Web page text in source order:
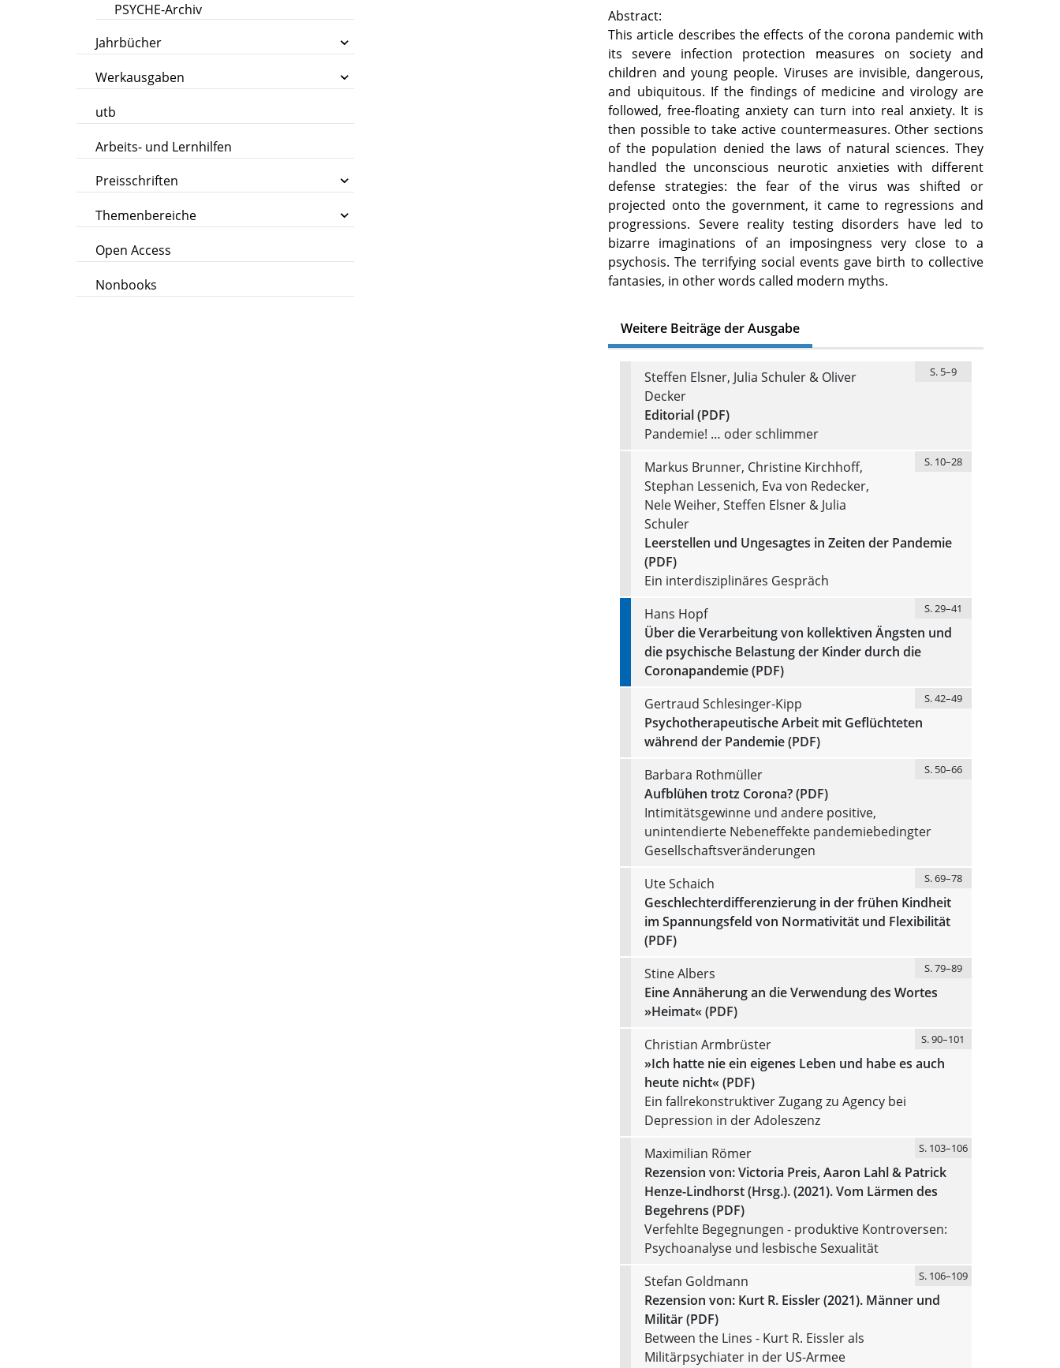
PSYCHE-Archiv
Jahrbücher
Werkausgaben
utb
Arbeits- und Lernhilfen
Preisschriften
Themenbereiche
Open Access
Nonbooks
Abstract:
This article describes the effects of the corona pandemic with
its severe infection protection measures on society and
children and young people. Viruses are invisible, dangerous,
and ubiquitous. If the findings of medicine and virology are
followed, free-floating anxiety can turn into real anxiety. It is
then possible to take active countermeasures. Other sections
of the population denied the laws of natural sciences. They
handled the unconscious neurotic anxieties with different
defense strategies: the fear of the virus was shifted or
projected onto the government, it came to regressions and
progressions. Severe reality testing disorders have led to
bizarre imaginations of an imposingness very close to a
psychosis. The terrifying social events gave birth to collective
fantasies, in other words called modern myths.
Weitere Beiträge der Ausgabe
Steffen Elsner, Julia Schuler & Oliver
Decker
S. 5–9
Editorial (PDF)
Pandemie! … oder schlimmer
Markus Brunner, Christine Kirchhoff,
Stephan Lessenich, Eva von Redecker,
Nele Weiher, Steffen Elsner & Julia
Schuler
S. 10–28
Leerstellen und Ungesagtes in Zeiten der Pandemie
(PDF)
Ein interdisziplinäres Gespräch
Hans Hopf
S. 29–41
Über die Verarbeitung von kollektiven Ängsten und
die psychische Belastung der Kinder durch die
Coronapandemie (PDF)
Gertraud Schlesinger-Kipp
S. 42–49
Psychotherapeutische Arbeit mit Geflüchteten
während der Pandemie (PDF)
Barbara Rothmüller
S. 50–66
Aufblühen trotz Corona? (PDF)
Intimitätsgewinne und andere positive,
unintendierte Nebeneffekte pandemiebedingter
Gesellschaftsveränderungen
Ute Schaich
S. 69–78
Geschlechterdifferenzierung in der frühen Kindheit
im Spannungsfeld von Normativität und Flexibilität
(PDF)
Stine Albers
S. 79–89
Eine Annäherung an die Verwendung des Wortes
»Heimat« (PDF)
Christian Armbrüster
S. 90–101
»Ich hatte nie ein eigenes Leben und habe es auch
heute nicht« (PDF)
Ein fallrekonstruktiver Zugang zu Agency bei
Depression in der Adoleszenz
Maximilian Römer
S. 103–106
Rezension von: Victoria Preis, Aaron Lahl & Patrick
Henze-Lindhorst (Hrsg.). (2021). Vom Lärmen des
Begehrens (PDF)
Verfehlte Begegnungen - produktive Kontroversen:
Psychoanalyse und lesbische Sexualität
Stefan Goldmann
S. 106–109
Rezension von: Kurt R. Eissler (2021). Männer und
Militär (PDF)
Between the Lines - Kurt R. Eissler als
Militärpsychiater in der US-Armee